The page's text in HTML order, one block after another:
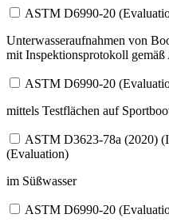
ASTM D6990-20
Unterwasseraufnahmen von
mit Inspektionsprotokoll
ASTM D6990-20
mittels Testflächen auf
ASTM D3623-78a (2020)
(Evaluation)
im Süßwasser
ASTM D6990-20